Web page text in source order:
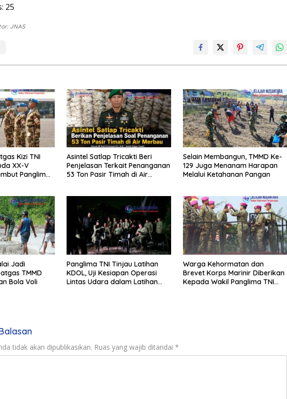
25
JNAS
Kizi TNI
XX-V
Panglima
Asintel Satlap Tricakti Beri
Penjelasan Terkait Penanganan
53 Ton Pasir Timah di Air
Selain Membangun, TMMD Ke-
129 Juga Menanam Harapan
Melalui Ketahanan Pangan
Jadi
TMMD
Bola Voli
Panglima TNI Tinjau Latihan
KDOL, Uji Kesiapan Operasi
Lintas Udara dalam Latihan
Warga Kehormatan dan
Brevet Korps Marinir Diberikan
Kepada Wakil Panglima TNI
tidak akan dipublikasikan. Ruas yang wajib ditandai *